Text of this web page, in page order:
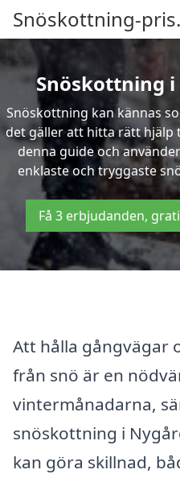
Snöskottning-
Snöskottning
Snöskottning kan kännas
det gäller att hitta rätt hjälp
denna guide och
enklaste och tryggaste
Få 3 erbjudanden,
Att hålla gångvägar
från snö är en
vintermånadarna,
snöskottning i
kan göra skillnad,